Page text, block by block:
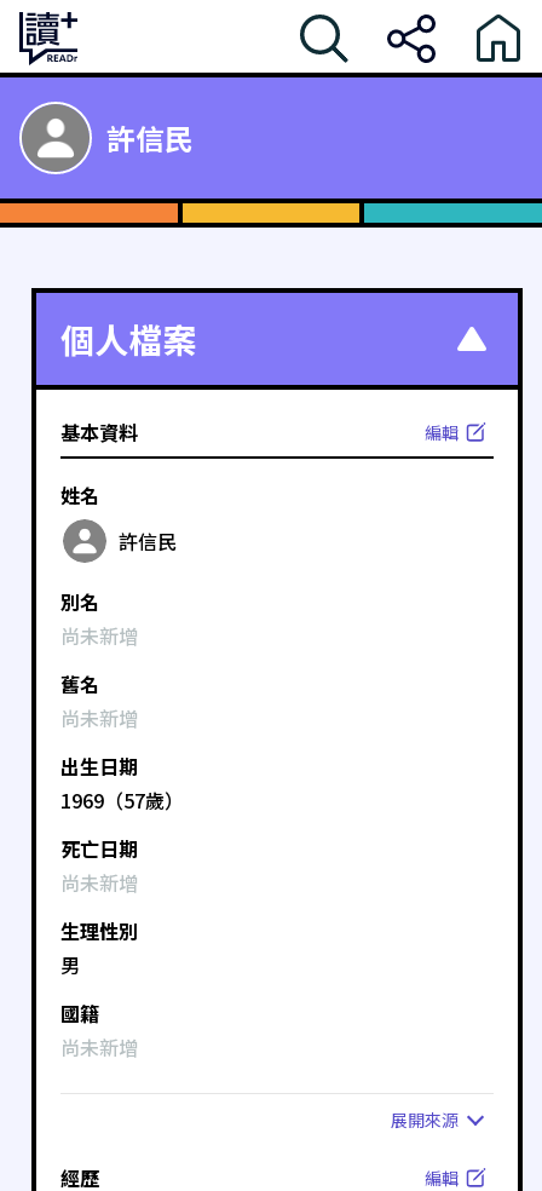
許信民
個人檔案
基本資料 編輯
姓名
許信民
別名
尚未新增
舊名
尚未新增
出生日期
1969（57歲）
死亡日期
尚未新增
生理性別
男
國籍
尚未新增
展開來源
經歷 編輯